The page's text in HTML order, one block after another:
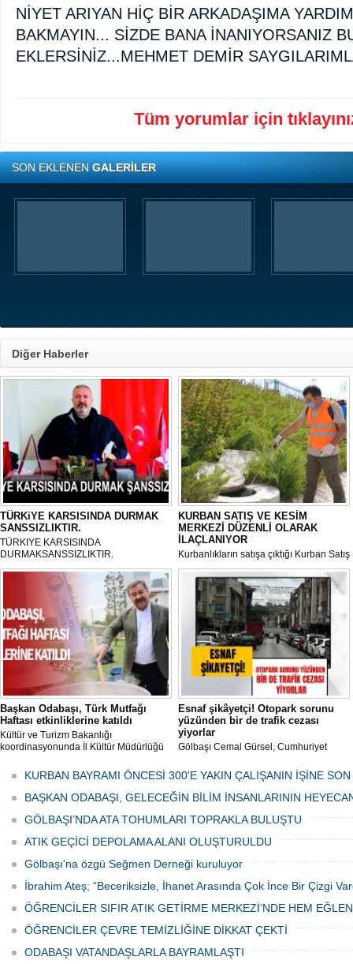
NİYET ARIYAN HİÇ BİR ARKADAŞIMA
BAKMAYIN... SİZDE BANA İNANIYORSANIZ
EKLERSİNİZ...MEHMET DEMİR
Tüm yorumlar için
SON EKLENENGALERİLER
Diğer Haberler
TÜRKiYE KARSISINDA DURMAK
SANSSIZLIKTIR.
TÜRKIYE KARSISINDA
DURMAKSANSSIZLIKTIR.
KURBAN SATIŞ VE KESİM
MERKEZİ DÜZENLİ OLARAK
İLAÇLANIYOR
Kurbanlıkların satışa çıktığı Kurban Satış
ve Kesim Merkezi, haşere ve
mikropların önüne geçilmesi amacıyla
her gün Gölbaşı Belediyesi ekipleri
tarafından düzenli olarak ilaçlanıyor.
Başkan Odabaşı, Türk Mutfağı
Haftası etkinliklerine katıldı
Kültür ve Turizm Bakanlığı
koordinasyonunda İl Kültür Müdürlüğü
Haftası" etkinlikleri Ankara'da devam
ediyor.
Esnaf şikâyetçi! Otopark sorunu
yüzünden bir de trafik cezası
yiyorlar
Gölbaşı Cemal Gürsel, Cumhuriyet
bulunan esnaf ve alışverişe gelen
vatandaşlar park cezaları yüzünden
canından bezdi.
KURBAN BAYRAMI ÖNCESİ 300'E YAKIN ÇALIŞANIN İŞİNE
BAŞKAN ODABAŞI, GELECEĞİN BİLİM İNSANLARININ
GÖLBAŞI’NDA ATA TOHUMLARI TOPRAKLA BULUŞTU
ATIK GEÇİCİ DEPOLAMA ALANI OLUŞTURULDU
Gölbaşı'na özgü Seğmen Derneği kuruluyor
İbrahim Ateş; “Beceriksizle, İhanet Arasında Çok İnce Bir Çizgi
ÖĞRENCİLER SIFIR ATIK GETİRME MERKEZİ’NDE HEM
ÖĞRENCİLER ÇEVRE TEMİZLİĞİNE DİKKAT ÇEKTİ
ODABAŞI VATANDAŞLARLA BAYRAMLAŞTI